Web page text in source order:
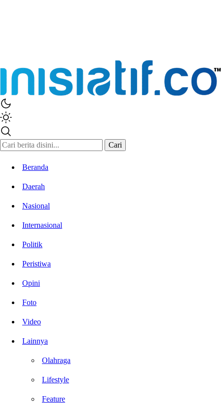
Inisiatif.co
Stay Connected Stay Informed
Cari
Beranda
Daerah
Nasional
Internasional
Politik
Peristiwa
Opini
Foto
Video
Lainnya
Olahraga
Lifestyle
Feature